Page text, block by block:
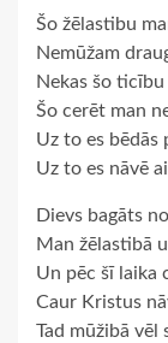
Šo žēlastibu
Nemūžam
Nekas šo ticību
Šo cerēt man
Uz to es bēdās
Uz to es nāvē
Dievs bagāts
Man žēlastibā
Un pēc šī laika
Caur Kristus
Tad mūžibā vēl